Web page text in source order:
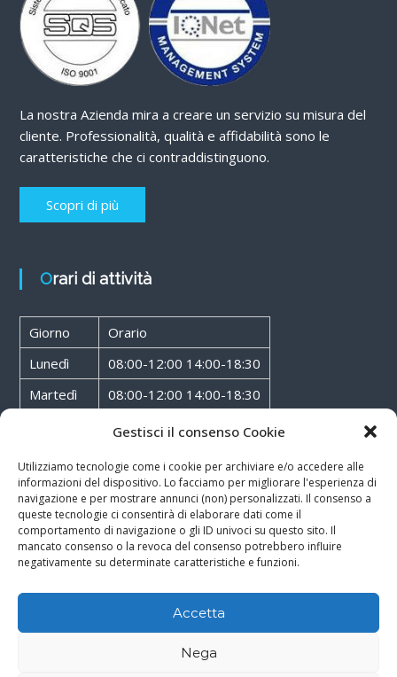
Gestisci il consenso Cookie
Utilizziamo tecnologie come i cookie per archiviare e/o accedere alle
informazioni del dispositivo. Lo facciamo per migliorare l'esperienza di
navigazione e per mostrare annunci (non) personalizzati. Il consenso a
queste tecnologie ci consentirà di elaborare dati come il
comportamento di navigazione o gli ID univoci su questo sito. Il
mancato consenso o la revoca del consenso potrebbero influire
negativamente su determinate caratteristiche e funzioni.
Accetta
Nega
La nostra Azienda mira a creare un servizio su misura del
cliente. Professionalità, qualità e affidabilità sono le
caratteristiche che ci contraddistinguono.
Scopri di più
Orari di attività
Giorno
Orario
Lunedì
08:00-12:00 14:00-18:30
Martedì
08:00-12:00 14:00-18:30
08:00-12:00 14:00-18:30
Venerdì
08:00-12:00 14:00-18:30
Sabato
08:00-12:00
Rossoxweb